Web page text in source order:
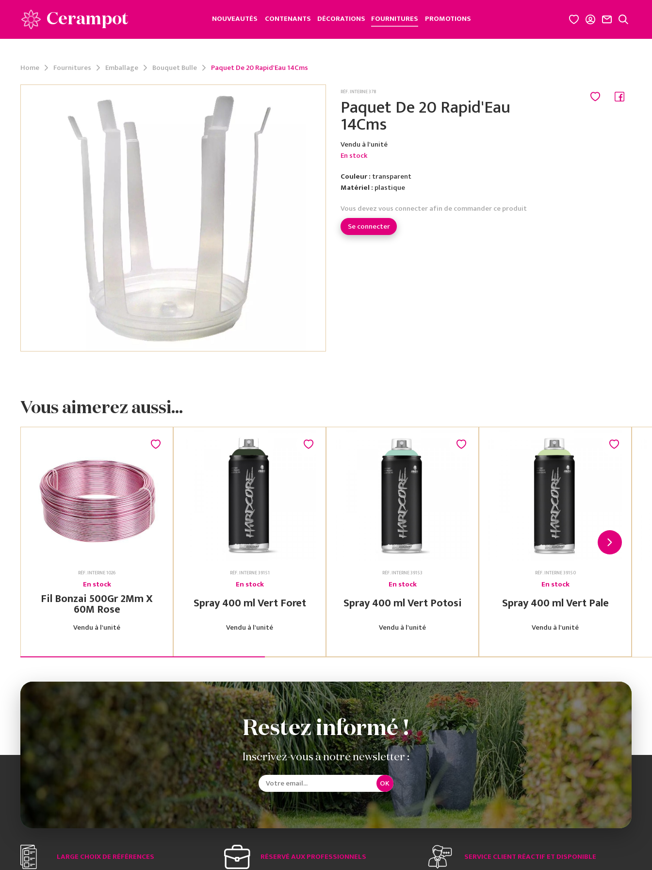
Cerampot NOUVEAUTÉS CONTENANTS DÉCORATIONS FOURNITURES PROMOTIONS
Home Fournitures Emballage Bouquet Bulle Paquet De 20 Rapid'Eau 14Cms
RÉF. INTERNE 378
Paquet De 20 Rapid'Eau
14Cms
Vendu à l'unité
En stock
Couleur : transparent
Matériel : plastique
Vous devez vous connecter afin de commander ce produit
Se connecter
Vous aimerez aussi...
RÉF. INTERNE 1026
En stock
Fil Bonzai 500Gr 2Mm X
60M Rose
Vendu à l'unité
RÉF. INTERNE 39151
En stock
Spray 400 ml Vert Foret
Vendu à l'unité
RÉF. INTERNE 39153
En stock
Spray 400 ml Vert Potosi
Vendu à l'unité
RÉF. INTERNE 39150
En stock
Spray 400 ml Vert Pale
Vendu à l'unité
Restez informé !
Inscrivez-vous à notre newsletter :
OK
LARGE CHOIX DE RÉFÉRENCES RÉSERVÉ AUX PROFESSIONNELS SERVICE CLIENT RÉACTIF ET DISPONIBLE